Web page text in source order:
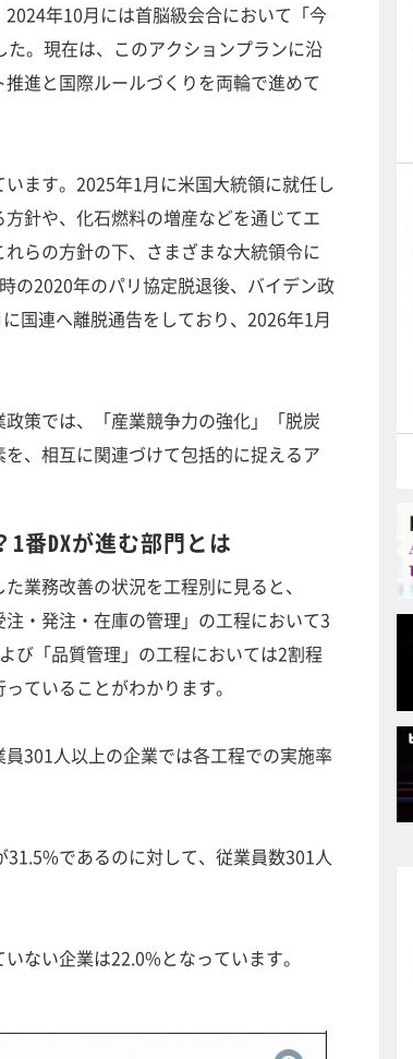
年10月には首脳級会合において「今
。現在は、このアクションプランに沿
進と国際ルールづくりを両輪で進めて
ます。2025年1月に米国大統領に就任し
針や、化石燃料の増産などを通じてエ
らの方針の下、さまざまな大統領令に
の2020年のパリ協定脱退後、バイデン政
国連へ離脱通告をしており、2026年1月
策では、「産業競争力の強化」「脱炭
、相互に関連づけて包括的に捉えるア
番DXが進む部門とは
業務改善の状況を工程別に見ると、
・発注・在庫の管理」の工程において3
び「品質管理」の工程においては2割程
ていることがわかります。
301人以上の企業では各工程での実施率
であるのに対して、従業員数301人
ない企業は22.0%となっています。